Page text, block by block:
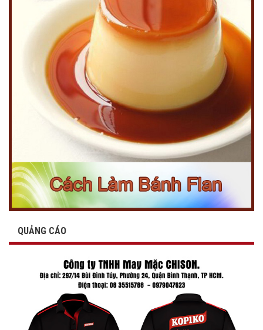
QUẢNG CÁO